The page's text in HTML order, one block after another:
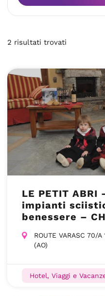
2 risultati trovati
LE PETIT
impianti
benessere –
ROUTE VARASC 70/
(AO)
Hotel, Viaggi e